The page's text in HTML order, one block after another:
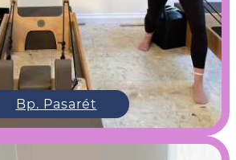
Bp. Pasarét